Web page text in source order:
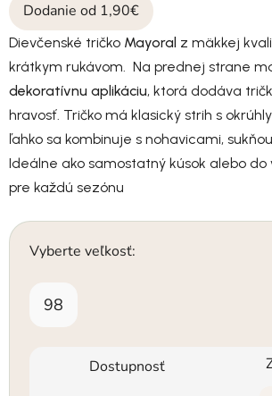
Dodanie od 1,90€
Dievčenské tričko Mayoral z mäkkej
krátkym rukávom. Na prednej strane
dekoratívnu aplikáciu, ktorá dodáva
hravosť. Tričko má klasický strih s
ľahko sa kombinuje s nohavicami,
Ideálne ako samostatný kúsok alebo
pre každú sezónu
Vyberte veľkosť:
98
Dostupnosť